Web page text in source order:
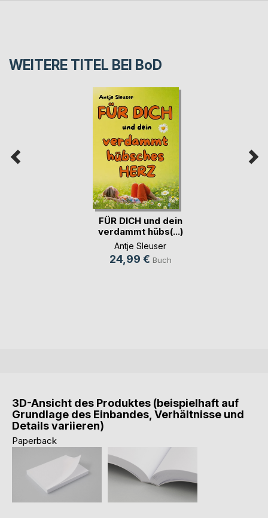
WEITERE TITEL BEI BoD
FÜR DICH und dein
verdammt hübs(...)
Antje Sleuser
24,99 € Buch
3D-Ansicht des Produktes (beispielhaft auf
Grundlage des Einbandes, Verhältnisse und
Details variieren)
Paperback